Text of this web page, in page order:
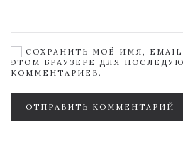
СОХРАНИТЬ МОЁ ИМЯ,
ЭТОМ БРАУЗЕРЕ ДЛЯ
КОММЕНТАРИЕВ.
ОТПРАВИТЬ КОММЕНТАРИЙ